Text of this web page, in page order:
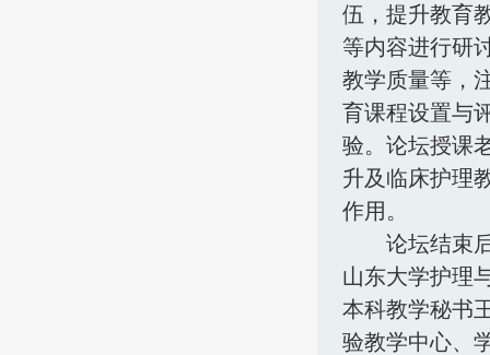
伍，提升教育
等内容进行研
教学质量等，
育课程设置与
验。论坛授课
升及临床护理
作用。
论坛结束
山东大学护理
本科教学秘书
验教学中心、